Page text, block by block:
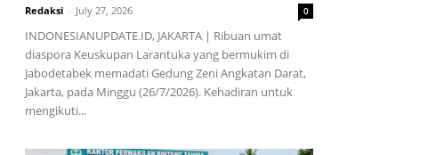
Redaksi - July 27, 2026 0
INDONESIANUPDATE.ID, JAKARTA | Ribuan umat
diaspora Keuskupan Larantuka yang bermukim di
Jabodetabek memadati Gedung Zeni Angkatan Darat,
Jakarta, pada Minggu (26/7/2026). Kehadiran untuk
mengikuti...